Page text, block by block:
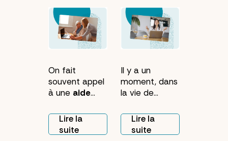
On fait
souvent appel
à une aide
à domicile
pour régler un
problème
Lire la
suite
Il y a un
moment, dans
la vie de
gens, où le
courrier
s'accumule sur
Lire la
suite